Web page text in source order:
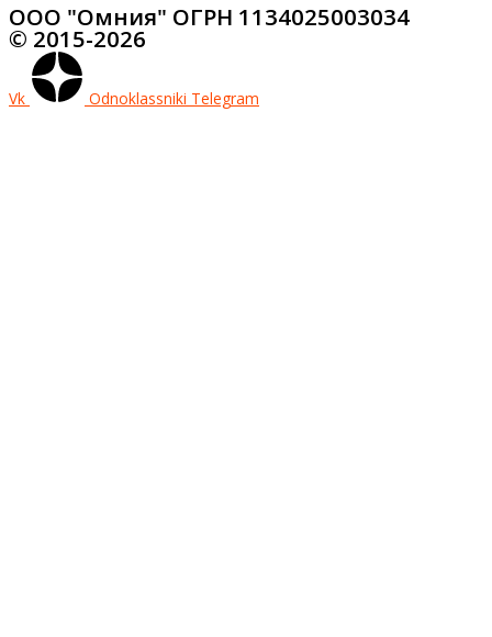
ООО "Омния" ОГРН 1134025003034
© 2015-2026
Vk Odnoklassniki Telegram